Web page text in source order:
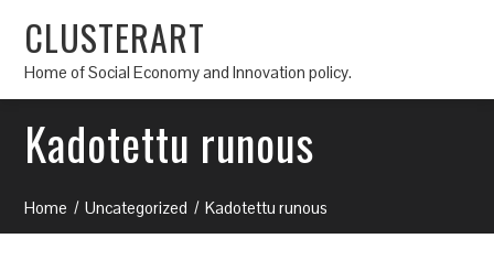
CLUSTERART
Home of Social Economy and Innovation policy.
Kadotettu runous
Home Uncategorized Kadotettu runous